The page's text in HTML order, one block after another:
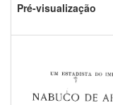
Pré-visualização